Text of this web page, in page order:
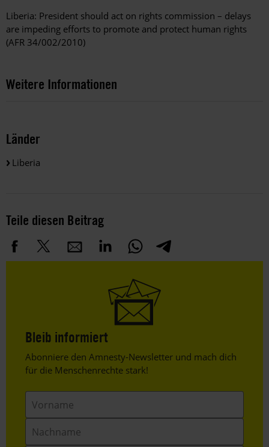
Liberia: President should act on rights commission – delays
are impeding efforts to promote and protect human rights
(AFR 34/002/2010)
Weitere Informationen
Länder
Liberia
Teile diesen Beitrag
Bleib informiert
Header
Text
Abonniere den Amnesty-Newsletter und mach dich
für die Menschenrechte stark!